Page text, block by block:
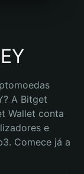
A Bitget
Wallet conta
e
Comece já a